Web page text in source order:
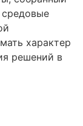
характер
решений в